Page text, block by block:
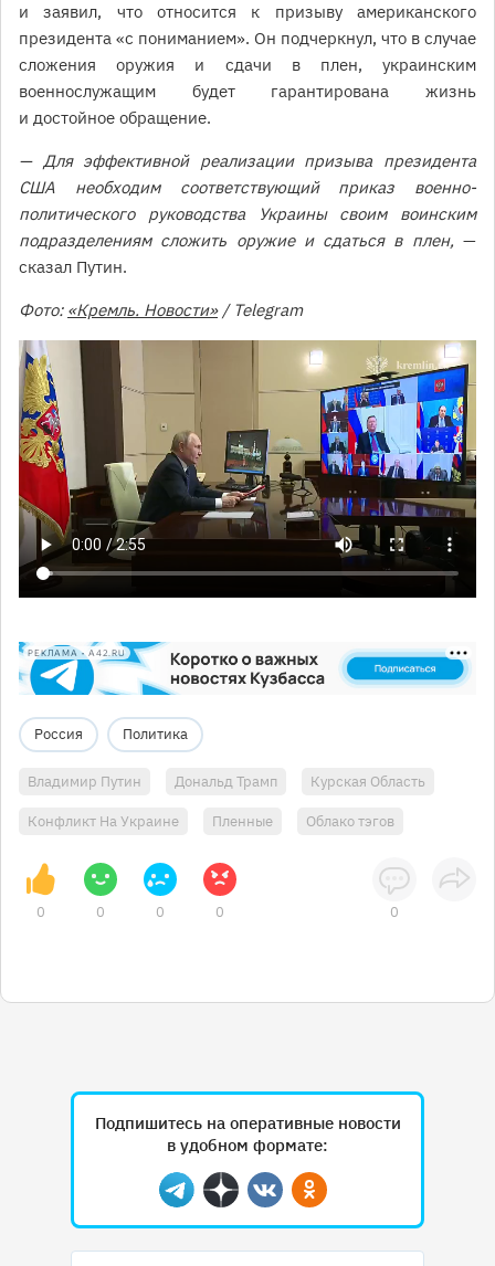
и заявил, что относится к призыву американского
президента «с пониманием». Он подчеркнул, что в случае
сложения оружия и сдачи в плен, украинским
военнослужащим будет гарантирована жизнь
и достойное обращение.
— Для эффективной реализации призыва президента
США необходим соответствующий приказ военно-
политического руководства Украины своим воинским
подразделениям сложить оружие и сдаться в плен, —
сказал Путин.
Фото: «Кремль. Новости»/ Telegram
РЕКЛАМА • A42.RU
Россия Политика
Владимир Путин Дональд Трамп Курская Область
Конфликт На Украине Пленные Облако тэгов
0 0 0 0 0
Подпишитесь на оперативные новости
в удобном формате:
Telegram
ДзенВконтактеОдноклассники